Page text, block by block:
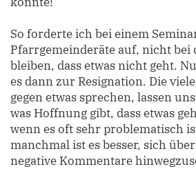
So forderte ich bei einem
Pfarrgemeinderäte auf, nicht bei
bleiben, dass etwas nicht geht.
es dann zur Resignation. Die
gegen etwas sprechen, lassen
was Hoffnung gibt, dass etwas
wenn es oft sehr problematisch
manchmal ist es besser, sich
negative Kommentare